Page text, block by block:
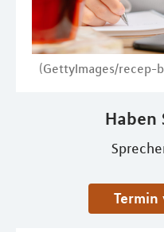
(GettyImages/recep-
Haben